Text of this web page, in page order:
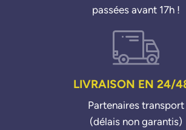
passées avant 17h !
LIVRAISON EN 24/
Partenaires transport
(délais non garantis)